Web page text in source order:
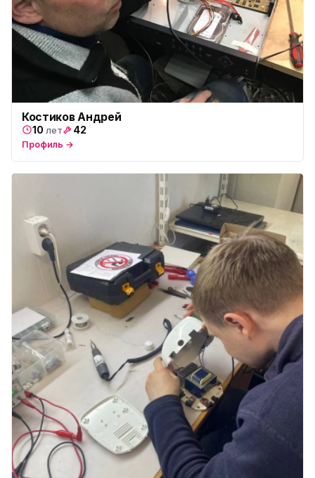
Костиков Андрей
10 лет 42
Профиль →